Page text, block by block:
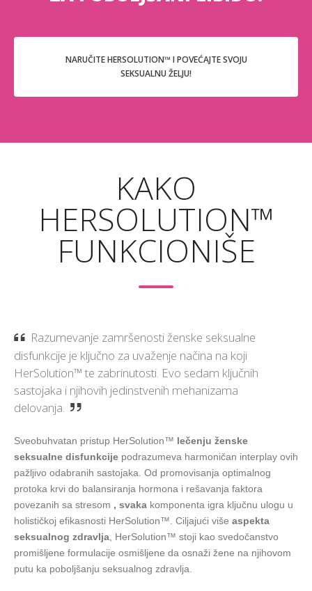
NARUČITE HERSOLUTION™ I POVEĆAJTE SVOJU
SEKSUALNU ŽELJU!
KAKO
HERSOLUTION™
FUNKCIONIŠE
Razumevanje zamršenosti ženske seksualne
disfunkcije je ključno za uvaženje načina na koji
HerSolution™ te zabrinutosti. Evo sedam ključnih
sastojaka i njihovih jedinstvenih mehanizama
delovanja.
Sveobuhvatan pristup HerSolution™ lečenju ženske
seksualne disfunkcije podrazumeva harmoničan interplay ovih
pažljivo odabranih sastojaka. Od promovisanja optimalnog
protoka krvi do balansiranja hormona i rešavanja faktora
povezanih sa stresom , svaka komponenta igra ključnu ulogu u
holističkoj efikasnosti HerSolution™. Ciljajući više aspekta
seksualnog zdravlja , HerSolution™ stoji kao svedočanstvo
promišljene formulacije osmišljene da osnaži žene na njihovom
putu ka poboljšanju seksualnog zdravlja.